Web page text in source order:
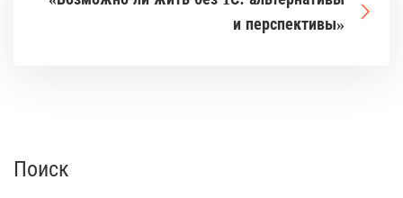
и перспективы»
Поиск